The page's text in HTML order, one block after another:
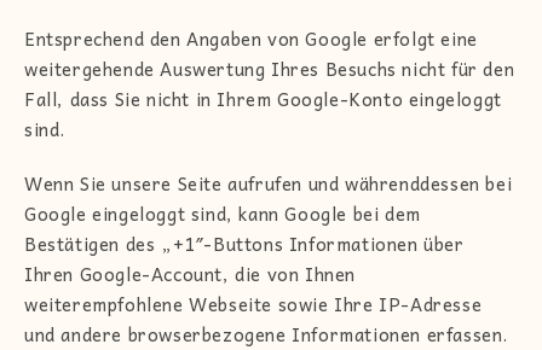
Entsprechend den Angaben von Google erfolgt eine
weitergehende Auswertung Ihres Besuchs nicht für den
Fall, dass Sie nicht in Ihrem Google-Konto eingeloggt
sind.
Wenn Sie unsere Seite aufrufen und währenddessen bei
Google eingeloggt sind, kann Google bei dem
Bestätigen des „+1″-Buttons Informationen über
Ihren Google-Account, die von Ihnen
weiterempfohlene Webseite sowie Ihre IP-Adresse
und andere browserbezogene Informationen erfassen.